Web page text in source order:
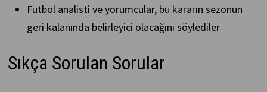
Futbol analisti ve yorumcular, bu kararın sezonun
geri kalanında belirleyici olacağını söylediler
Sıkça Sorulan Sorular